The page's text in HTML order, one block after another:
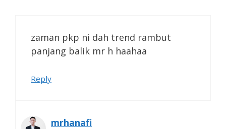
zaman pkp ni dah trend rambut
panjang balik mr h haahaa
Reply
mrhanafi